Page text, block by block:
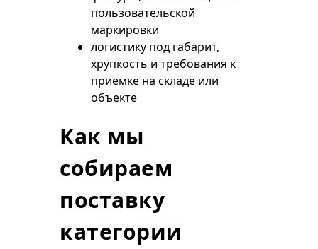
пользовательской
маркировки
логистику под габарит,
хрупкость и требования к
приемке на складе или
объекте
Как мы
собираем
поставку
категории